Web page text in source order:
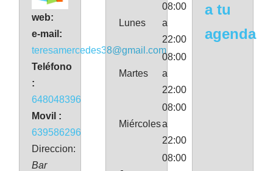
web:
e-mail:
teresamercedes38@gmail.com
Teléfono
:
648048396
Movil :
639586296
Direccion:
Bar
Lunes
08:00
a
22:00
Martes
08:00
a
22:00
Miércoles
08:00
a
22:00
08:00
a tu
agenda